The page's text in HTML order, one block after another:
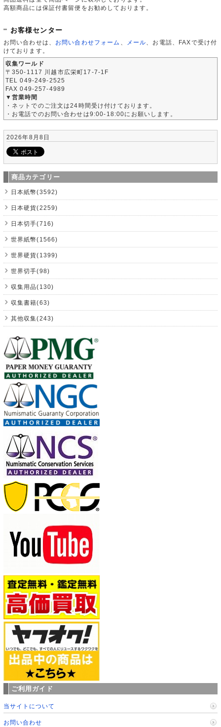
高額商品には保証付書留便をお勧めしております。
お客様センター
お問い合わせは、 お問い合わせフォーム メール 、お電話、FAXで受け付
けております。
収集ワールド
〒350-1117 川越市広栄町17-7-1F
TEL 049-249-2525
FAX 049-257-4989
▼営業時間
・ネットでのご注文は24時間受け付けております。
・お電話でのお問い合わせは9:00-18:00にお願いします。
2026年8月8日
商品カテゴリー
日本紙幣(3592)
日本硬貨(2259)
日本切手(716)
世界紙幣(1566)
世界硬貨(1399)
世界切手(98)
収集用品(130)
収集書籍(63)
其他収集(243)
ご利用ガイド
当サイトについて
お問い合わせ